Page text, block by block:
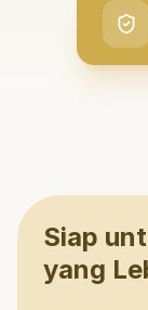
Siap
yang